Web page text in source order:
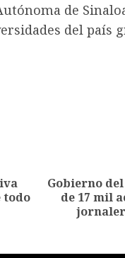
de
del país
Entrada
anterior:
todo
Siguiente
entrada:
Gobierno
de 17 mil